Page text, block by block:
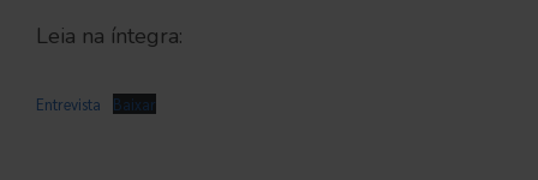
Leia na íntegra:
Entrevista Baixar